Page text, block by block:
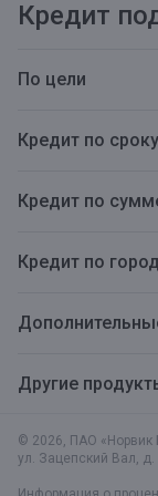
© 2026, ПАО «Норвик
ул. Зацепский Вал, д.
Кредит
По цели
Кредит по сроку
Кредит по
Кредит по
Другие